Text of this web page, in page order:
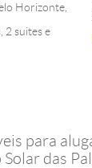
Horizonte,
2 suites e
para
das